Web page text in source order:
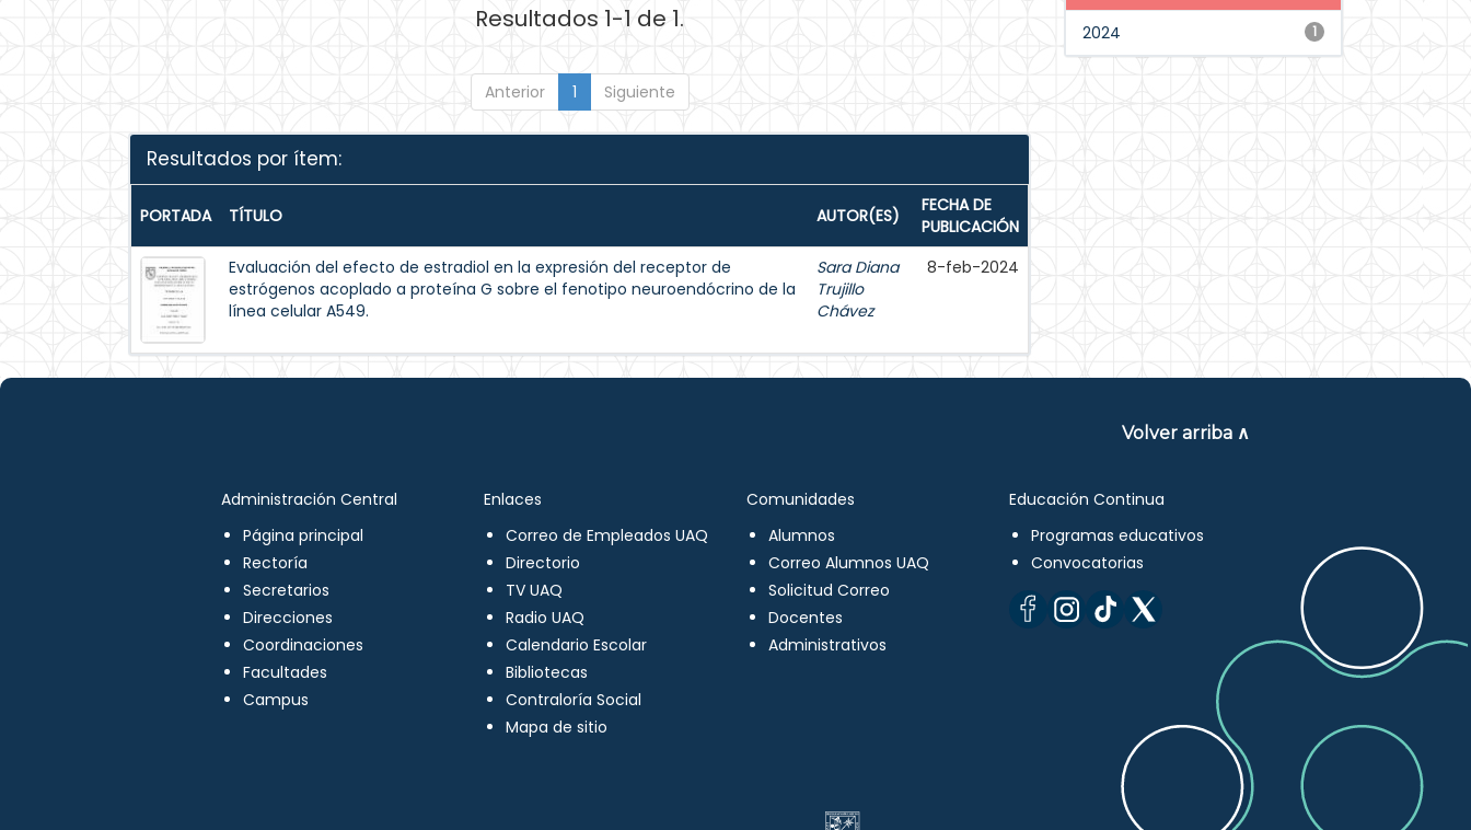
Resultados 1-1 de 1.
Anterior 1 Siguiente
Resultados por ítem:
PORTADA TÍTULO AUTOR(ES)
FECHA DE
PUBLICACIÓN
Evaluación del efecto de estradiol en la expresión del receptor de
estrógenos acoplado a proteína G sobre el fenotipo neuroendócrino de la
línea celular A549.
Sara Diana
Trujillo
Chávez
8-feb-2024
1
2024
Volver arriba ∧
Administración Central
Página principal
Rectoría
Secretarios
Direcciones
Coordinaciones
Facultades
Campus
Enlaces
Correo de Empleados UAQ
Directorio
TV UAQ
Radio UAQ
Calendario Escolar
Bibliotecas
Contraloría Social
Mapa de sitio
Comunidades
Alumnos
Correo Alumnos UAQ
Solicitud Correo
Docentes
Administrativos
Educación Continua
Programas educativos
Convocatorias